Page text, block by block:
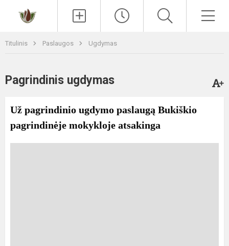
Titulinis Paslaugos Ugdymas
Pagrindinis ugdymas
Už pagrindinio ugdymo paslaugą Bukiškio
pagrindinėje mokykloje atsakinga